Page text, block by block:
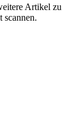
Artikel zu
scannen.